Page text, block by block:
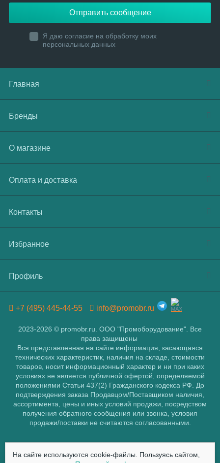
Отправить сообщение
Я даю согласие на обработку моих
персональных данных
Главная
Бренды
О магазине
Оплата и доставка
Контакты
Избранное
Профиль
+7 (495) 445-44-55 info@promobr.ru
2023-2026 © promobr.ru. ООО "Промоборудование". Все
права защищены
Вся представленная на сайте информация, касающаяся
технических характеристик, наличия на складе, стоимости
товаров, носит информационный характер и ни при каких
условиях не является публичной офертой, определяемой
положениями Статьи 437(2) Гражданского кодекса РФ. До
подтверждения заказа Продавцом/Поставщиком наличия,
ассортимента, цены и иных условий продажи, посредством
получения обратного сообщения или звонка, условия
продажи/поставки не считаются согласованными.
Политика компании в отношении обработки персональных данных
На сайте используются cookie-файлы. Пользуясь сайтом,